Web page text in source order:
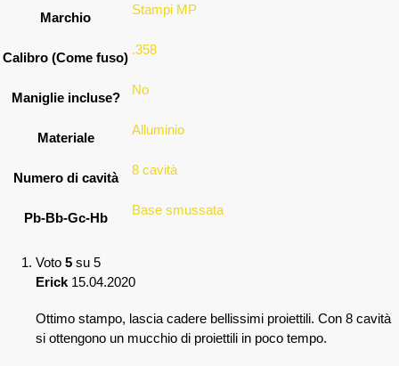
Marchio
Stampi MP
Calibro (Come fuso)
.358
Maniglie incluse?
No
Materiale
Alluminio
Numero di cavità
8 cavità
Pb-Bb-Gc-Hb
Base smussata
Voto 5 su 5
Erick 15.04.2020
Ottimo stampo, lascia cadere bellissimi proiettili. Con 8 cavità
si ottengono un mucchio di proiettili in poco tempo.